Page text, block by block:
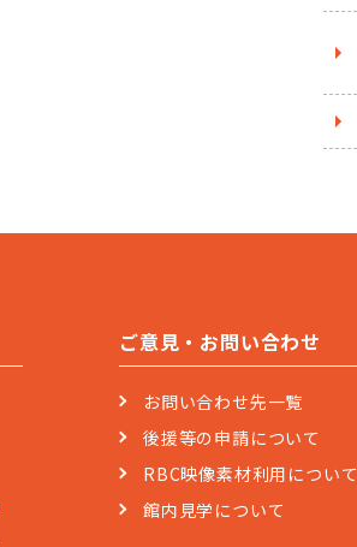
ご意見・お問い合わせ
お問い合わせ先一覧
後援等の申請について
RBC映像素材利用について
館内見学について